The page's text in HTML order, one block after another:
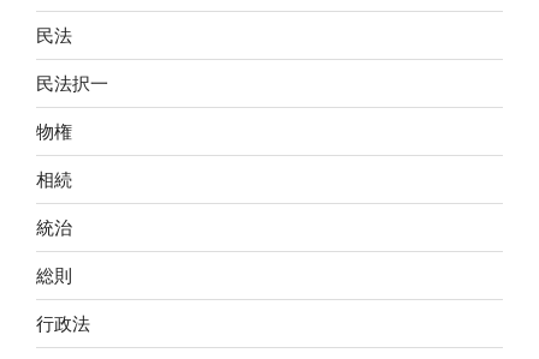
民法
民法択一
物権
相続
統治
総則
行政法